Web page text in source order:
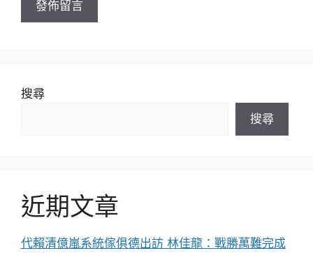
搜尋
搜尋
近期文章
代賴清億嵐系統傢俱德出訪 林佳龍：戰勝萬難完成